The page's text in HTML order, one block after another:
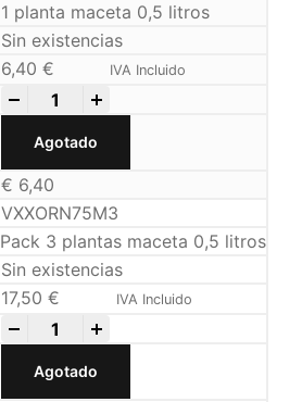
1 planta maceta 0,5 litros
Sin existencias
6,40€ IVA Incluido
Agotado
€ 6,40
VXXORN75M3
Pack 3 plantas maceta 0,5 litros
Sin existencias
17,50€ IVA Incluido
Agotado